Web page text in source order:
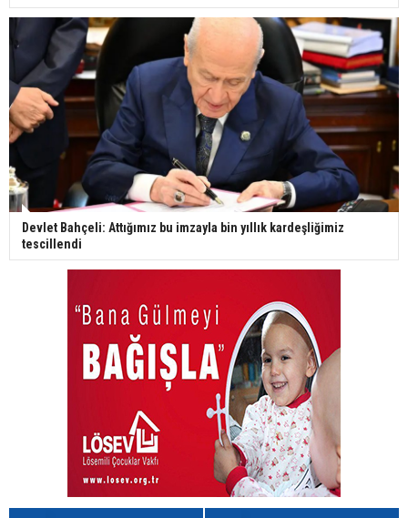
Devlet Bahçeli: Attığımız bu imzayla bin yıllık kardeşliğimiz
tescillendi